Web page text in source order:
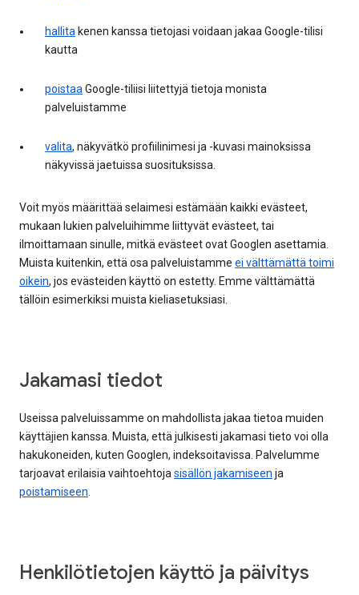
hallita kenen kanssa tietojasi voidaan jakaa Google-tilisi
kautta
poistaaGoogle-tiliisi liitettyjä tietoja monista
palveluistamme
valita, näkyvätkö profiilinimesi ja -kuvasi mainoksissa
näkyvissä jaetuissa suosituksissa.
Voit myös määrittää selaimesi estämään kaikki evästeet,
mukaan lukien palveluihimme liittyvät evästeet, tai
ilmoittamaan sinulle, mitkä evästeet ovat Googlen asettamia.
Muista kuitenkin, että osa palveluistamme ei välttämättä toimi
oikein, jos evästeiden käyttö on estetty. Emme välttämättä
tällöin esimerkiksi muista kieliasetuksiasi.
Jakamasi tiedot
Useissa palveluissamme on mahdollista jakaa tietoa muiden
käyttäjien kanssa. Muista, että julkisesti jakamasi tieto voi olla
hakukoneiden, kuten Googlen, indeksoitavissa. Palvelumme
tarjoavat erilaisia vaihtoehtojasisällön jakamiseen ja
poistamiseen.
Henkilötietojen käyttö ja päivitys